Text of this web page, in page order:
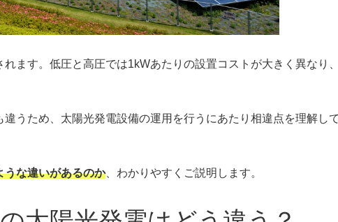
ます。低圧と高圧では1kWあたりの設置コストが大きく異なり
うため、太陽光発電設備の運用を行うにあたり相違点を理解し
うな違いがあるのか、わかりやすくご説明します。